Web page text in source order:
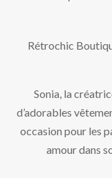
Rétrochic
Sonia, la
d’adorables
occasion pour les
amour dans